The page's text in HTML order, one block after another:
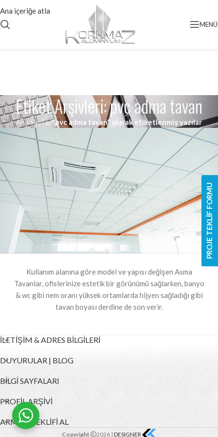
Ana içeriğe atla
MENÜ
Etiket Arşivleri: pvc adma tavan
Ana Sayfa/"pvc adma tavan" olarak etiketlenmiş yazılar
Kullanım alanına göre model ve yapısı değişen Asma
Tavanlar, ofislerinize estetik bir görünümü sağlarken, banyo
& wc gibi nem oranı yüksek ortamlarda hijyen sağladığı gibi
tavan boyası derdine de son verir.
İLETİŞİM & ADRES BİLGİLERİ
DUYURULAR | BLOG
BİLGİ SAYFALARI
PROFİL ARŞİVİ
ARMUT TEKLİFİ AL
Copyright 2026 | DESIGNER
PROJE TEKLİF FORMU